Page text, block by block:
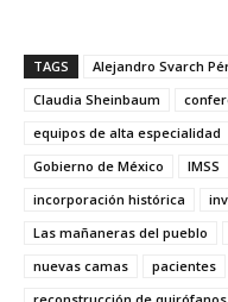
TAGS Alejandro Svarch
Claudia Sheinbaum
equipos de alta especialidad
Gobierno de México
IMSS
incorporación histórica
Las mañaneras del pueblo
nuevas camas
pacientes